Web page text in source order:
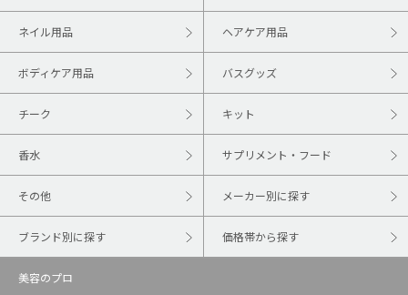
ネイル用品 ヘアケア用品
ボディケア用品 バスグッズ
チーク キット
香水 サプリメント・フード
その他 メーカー別に探す
ブランド別に探す 価格帯から探す
美容のプロ